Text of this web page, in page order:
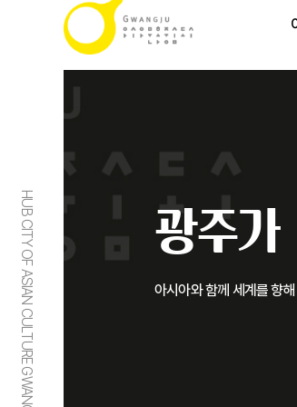
HUB CITY OF ASIAN CULTURE GWANGJU 광주가
아시아와 함께 세계를 향